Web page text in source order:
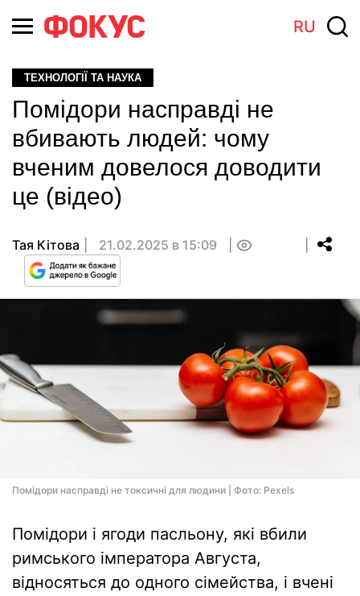
RU
ТЕХНОЛОГІЇ ТА НАУКА
Помідори насправді не
вбивають людей: чому
вченим довелося доводити
це (відео)
Тая Кітова 21.02.2025 в 15:09
Помідори насправді не токсичні для людини | Фото: Pexels
Помідори і ягоди пасльону, які вбили
римського імператора Августа,
відносяться до одного сімейства, і вчені